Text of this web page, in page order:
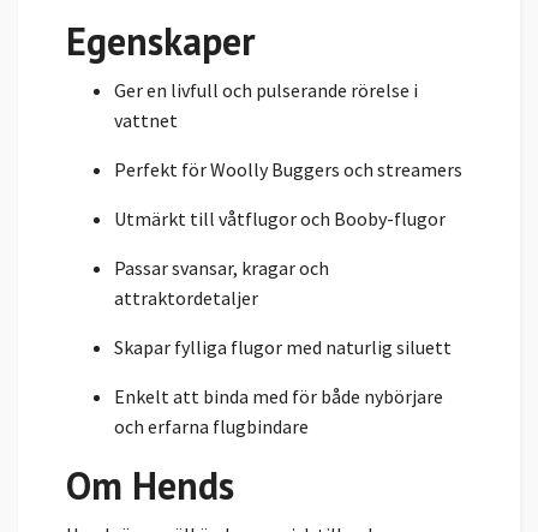
Egenskaper
Ger en livfull och pulserande rörelse i
vattnet
Perfekt för Woolly Buggers och streamers
Utmärkt till våtflugor och Booby-flugor
Passar svansar, kragar och
attraktordetaljer
Skapar fylliga flugor med naturlig siluett
Enkelt att binda med för både nybörjare
och erfarna flugbindare
Om Hends